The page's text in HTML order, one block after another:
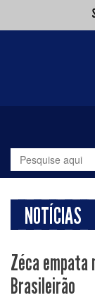
NOTÍCIAS
Zéca empata
Brasileirão